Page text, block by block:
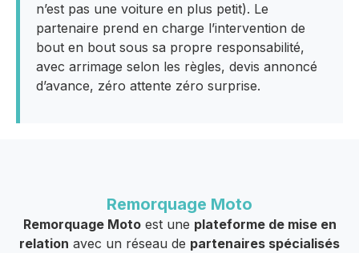
n’est pas une voiture en plus petit). Le
partenaire prend en charge l’intervention de
bout en bout sous sa propre responsabilité,
avec arrimage selon les règles, devis annoncé
d’avance, zéro attente zéro surprise.
Remorquage Moto
Remorquage Motoest une plateforme de mise en
relation avec un réseau de partenaires spécialisés